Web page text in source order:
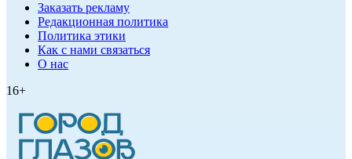
Заказать рекламу
Редакционная политика
Политика этики
Как с нами связаться
О нас
16+